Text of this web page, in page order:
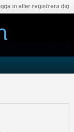
in eller registrera dig